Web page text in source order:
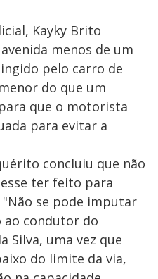
Kayky Brito
menos de um
pelo carro de
do que um
que o motorista
para evitar a
concluiu que não
ter feito para
se pode imputar
condutor do
Silva, uma vez que
do limite da via,